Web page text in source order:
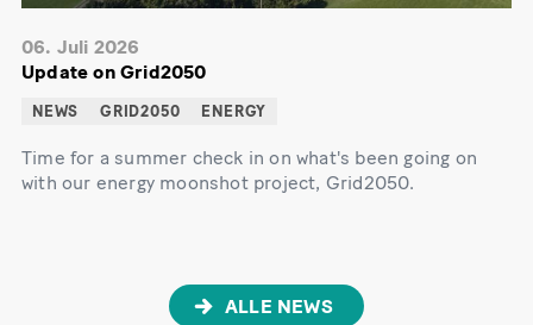
06. Juli 2026
Update on Grid2050
NEWS GRID2050 ENERGY
Time for a summer check in on what's been going on
with our energy moonshot project, Grid2050.
ALLE NEWS